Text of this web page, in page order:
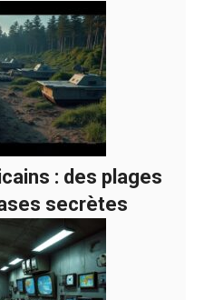
: des plages
secrètes